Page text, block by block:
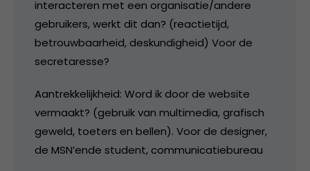
interacteren met een organisatie/andere
gebruikers, werkt dit dan? (reactietijd,
betrouwbaarheid, deskundigheid) Voor de
secretaresse?
Aantrekkelijkheid: Word ik door de website
vermaakt? (gebruik van multimedia, grafisch
geweld, toeters en bellen). Voor de designer,
de MSN’ende student, communicatiebureau